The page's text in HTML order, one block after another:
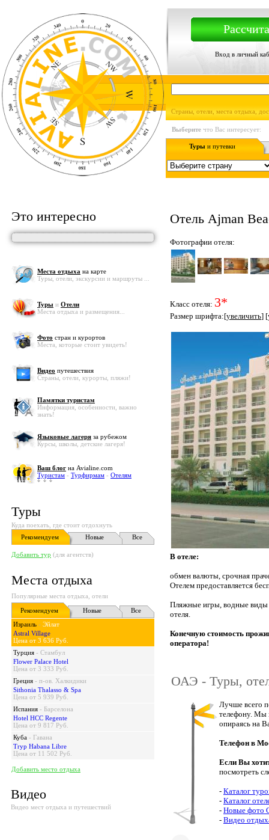
Вход в личный
Страны, отели, места отдыха,
Выберите что Вас интересует:
Туры и путевки
Это интересно
Места отдыха на карте
Туры, отели, экскурсии и маршруты ...
Туры и Отели
Места отдыха и размещения...
Фото стран и курортов
Места, которые стоит увидеть!
Видео путешествия
Страны, отели, курорты, пляжи!
Памятки туристам
Информация, особенности, важно
знать!
Языковые лагеря за рубежом
Курсы, школы, детские лагеря!
Ваш блог на Avialine.com
Туристам - Турфирмам - Отелям
Туры
Куда поехать, где стоит отдохнуть
Рекомендуем
Новые Все
Добавить тур (для агентств)
Места отдыха
Популярные места отдыха, отели
Рекомендуем
Новые
Все
Израиль - Эйлат
Astral Village
Цена от 3 636 Руб.
Турция - Стамбул
Flower Palace Hotel
Цена от 3 333 Руб.
Греция - п-ов. Халкидики
Sithonia Thalasso & Spa
Цена от 5 939 Руб.
Испания - Барселона
Hotel HCC Regente
Цена от 9 817 Руб.
Куба - Гавана
Tryp Habana Libre
Цена от 11 502 Руб.
Добавить место отдыха
Видео
Видео мест отдыха и путешествий
Отель Ajman
Фотографии отеля:
Класс отеля: 3*
Размер шрифта:[увеличить] [
В отеле:
обмен валюты, срочная
Отелем предоставляется
Пляжные игры, водные виды
отеля.
Конечную стоимость
оператора!
ОАЭ - Туры,
Лучше всего
телефону. Мы
опираясь на
Телефон в
Если Вы
посмотреть
- Каталог
- Каталог
- Новые фото
- Видео